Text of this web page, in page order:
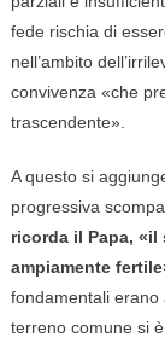
fede rischia di
nell’ambito
convivenza «che
trascendente».
A questo si
progressiva
ricorda il Papa,
ampiamente
fondamentali erano
terreno comune si